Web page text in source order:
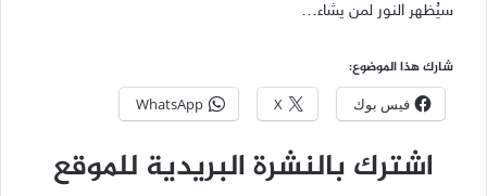
سيُظهر النور لمن يشاء…
شارك هذا الموضوع:
فيس بوك X
WhatsApp
اشترك بالنشرة البريدية للموقع